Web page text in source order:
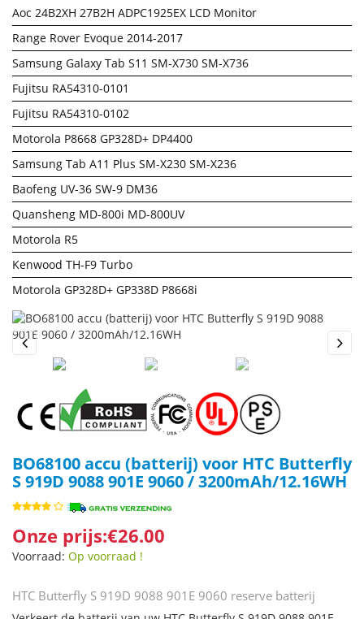
Aoc 24B2XH 27B2H ADPC1925EX LCD Monitor
Range Rover Evoque 2014-2017
Samsung Galaxy Tab S11 SM-X730 SM-X736
Fujitsu RA54310-0101
Fujitsu RA54310-0102
Motorola P8668 GP328D+ DP4400
Samsung Tab A11 Plus SM-X230 SM-X236
Baofeng UV-36 SW-9 DM36
Quansheng MD-800i MD-800UV
Motorola R5
Kenwood TH-F9 Turbo
Motorola GP328D+ GP338D P8668i
Previous
BO68100 accu (batterij) voor HTC Butterfly
S 919D 9088 901E 9060 / 3200mAh/12.16WH
Onze prijs:€26.00
Voorraad: Op voorraad !
HTC Butterfly S 919D 9088 901E 9060 reserve batterij